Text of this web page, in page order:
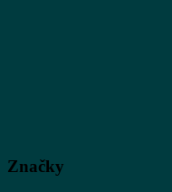
Značky